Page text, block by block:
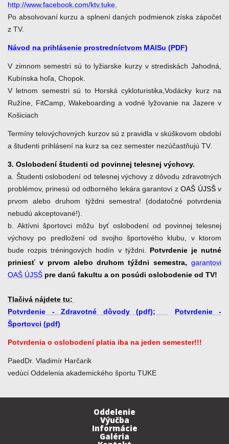
http://www.facebook.com/ktv.tuke.
Po absolvovaní kurzu a splnení daných podmienok získa zápočet
z TV.
Návod na prihlásenie prostredníctvom MAISu (PDF)
V zimnom semestri sú to lyžiarske kurzy v strediskách Jahodná,
Kubínska hoľa, Chopok.
V letnom semestri sú to Horská cykloturistika,Vodácky kurz na
Ružíne, FitCamp, Wakeboarding a vodné lyžovanie na Jazere v
Košiciach
Termíny telovýchovných kurzov sú z pravidla v skúškovom období
a študenti prihlásení na kurz sa cez semester nezúčastňujú TV.
3. Oslobodení študenti od povinnej telesnej výchovy.
a. Študenti oslobodení od telesnej výchovy z dôvodu zdravotných
problémov, prinesú od odborného lekára garantovi zOAŠ ÚJSŠv
prvom alebo druhom týždni semestra! (dodatočné potvrdenia
nebudú akceptované!).
b. Aktívni športovci môžu byť oslobodení od povinnej telesnej
výchovy po predložení od svojho športového klubu, v ktorom
bude rozpis tréningových hodín v týždni. Potvrdenie je nutné
priniesť v prvom alebo druhom týždni semestra, garantovi
OAŠ ÚJSŠ pre danú fakultu a on posúdi oslobodenie od TV!
Tlačivá nájdete tu:
Potvrdenie - Zdravotné dôvody (pdf);
Potvrdenie -
Športovci (pdf)
Potvrdenia o oslobodení platia iba na jeden semester!!!
PaedDr. Vladimír Harčarik
vedúci Oddelenia akademického športu TUKE
Oddelenie
Výučba
Informácie
Galéria